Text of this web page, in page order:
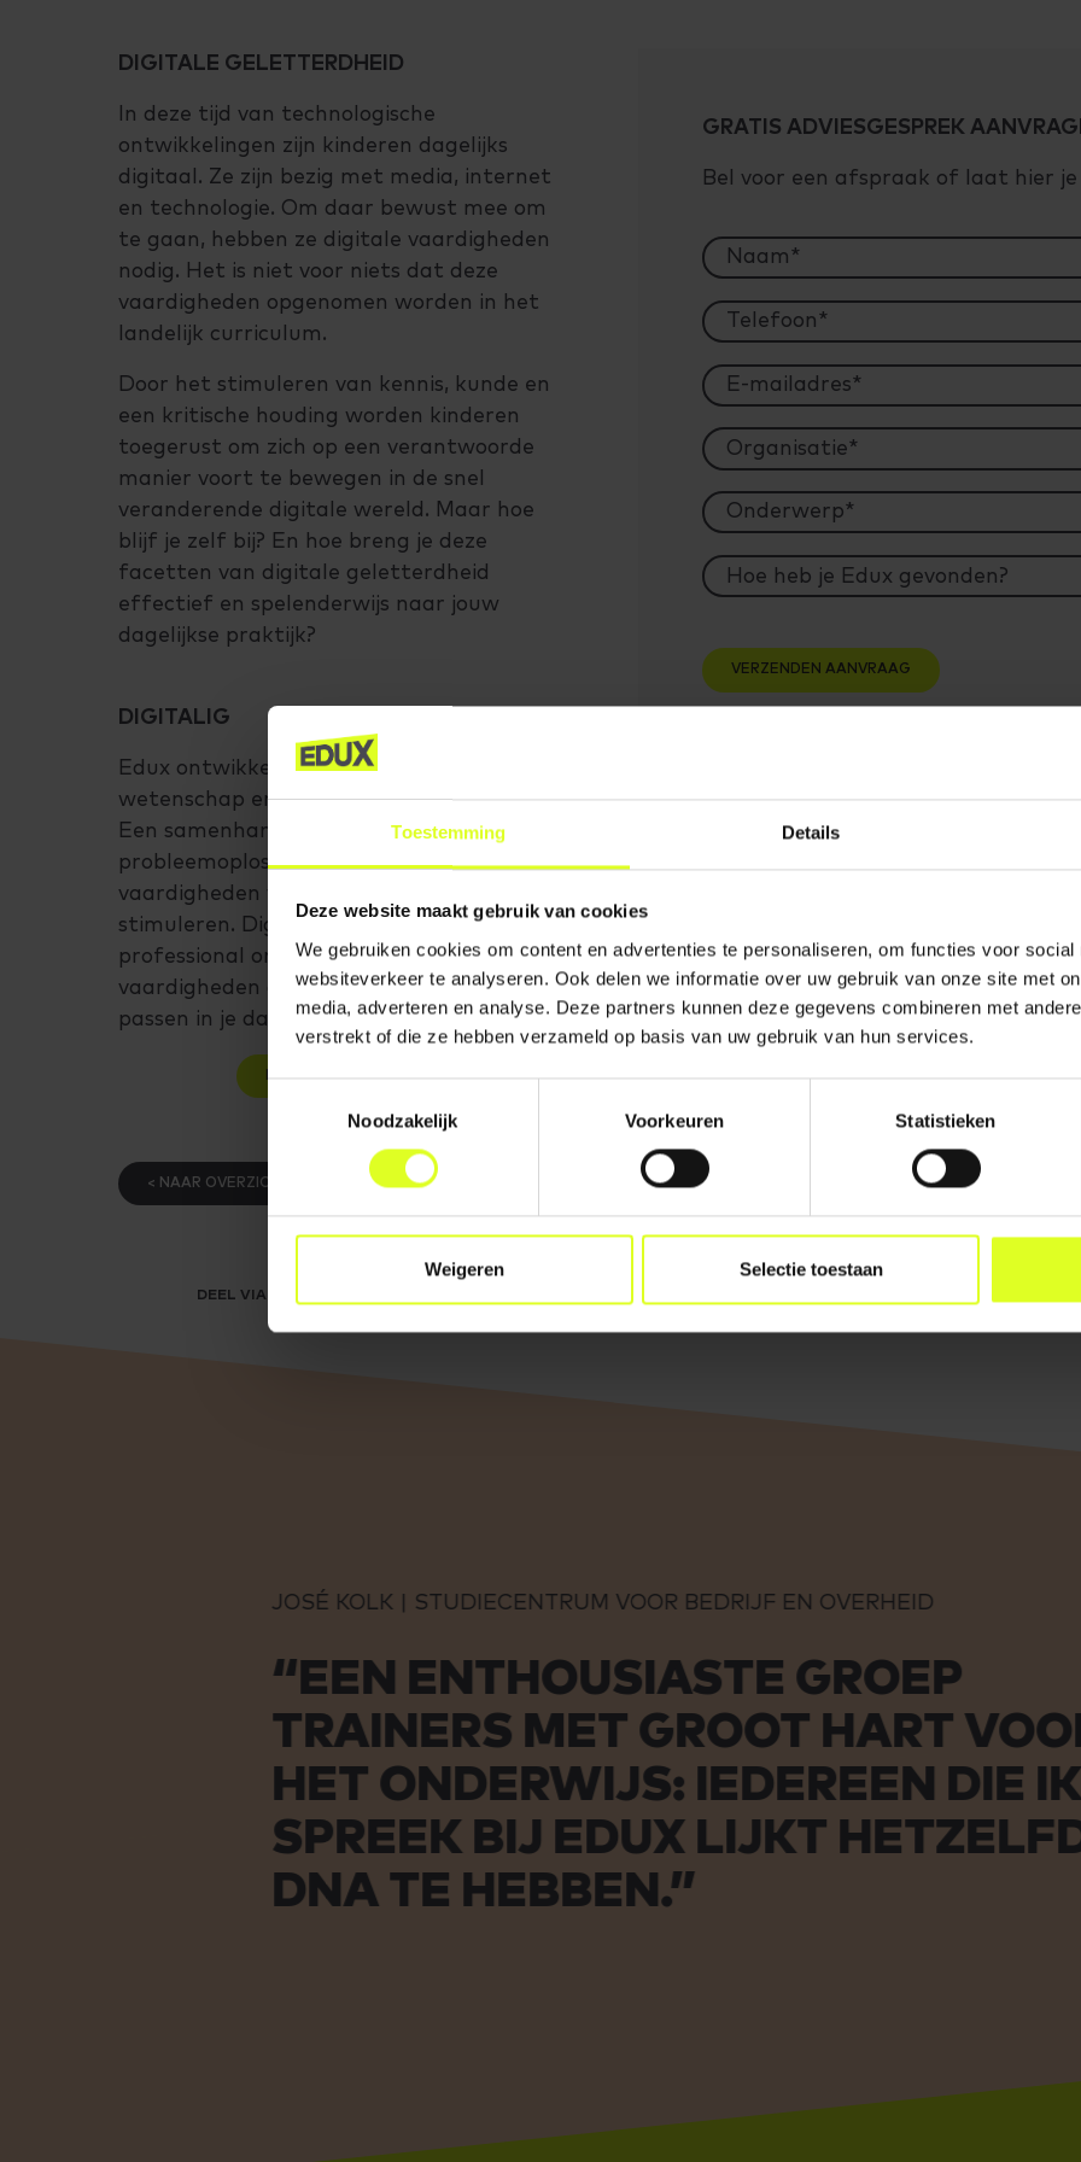
Toestemming Details
Deze website maakt gebruik van cookies
We gebruiken cookies om content en advertenties te personaliseren, om functies voor social
websiteverkeer te analyseren. Ook delen we informatie over uw gebruik van onze site met
media, adverteren en analyse. Deze partners kunnen deze gegevens combineren met
verstrekt of die ze hebben verzameld op basis van uw gebruik van hun services.
Noodzakelijk
Voorkeuren Statistieken
Weigeren Selectie toestaan
DIGITALE GELETTERDHEID
In deze tijd van technologische
ontwikkelingen zijn kinderen dagelijks
digitaal. Ze zijn bezig met media, internet
en technologie. Om daar bewust mee om
te gaan, hebben ze digitale vaardigheden
nodig. Het is niet voor niets dat deze
vaardigheden opgenomen worden in het
landelijk curriculum.
Door het stimuleren van kennis, kunde en
een kritische houding worden kinderen
toegerust om zich op een verantwoorde
manier voort te bewegen in de snel
veranderende digitale wereld. Maar hoe
blijf je zelf bij? En hoe breng je deze
facetten van digitale geletterdheid
effectief en spelenderwijs naar jouw
dagelijkse praktijk?
DIGITALIG
Edux ontwikkelde in co-creatie met de
wetenschap en educatiepartners Digitalig.
Een samenhangend programma om de
probleemoplossende en digitale
vaardigheden van kinderen te
stimuleren. Digitalig leert jou als
professional om deze
vaardigheden als vanzelfsprekend toe te
passen in je dagelijkse werk.
BEKIJK HET PROGRAMMA 'DIGITALIG'
< NAAR OVERZICHT
DEEL VIA
GRATIS ADVIESGESPREK
Bel voor een afspraak of laat hier je
JOSÉ KOLK | STUDIECENTRUM VOOR BEDRIJF EN OVERHEID
“EEN ENTHOUSIASTE GROEP
TRAINERS MET GROOT HART VOOR
HET ONDERWIJS: IEDEREEN DIE IK
SPREEK BIJ EDUX LIJKT HETZELFDE
DNA TE HEBBEN.”